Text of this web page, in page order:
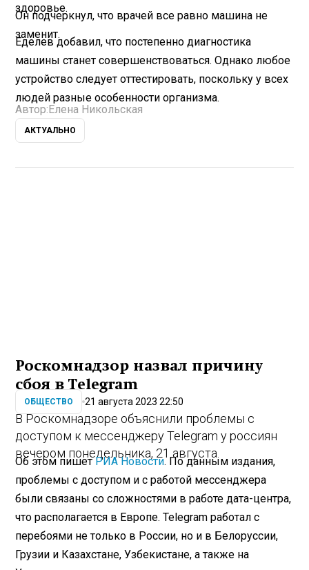
здоровье.
Он подчеркнул, что врачей все равно машина не
заменит.
Еделев добавил, что постепенно диагностика
машины станет совершенствоваться. Однако любое
устройство следует оттестировать, поскольку у всех
людей разные особенности организма.
Автор:Елена Никольская
АКТУАЛЬНО
Роскомнадзор назвал причину
сбоя в Telegram
ОБЩЕСТВО 21 августа 2023 22:50
В Роскомнадзоре объяснили проблемы с
доступом к мессенджеру Telegram у россиян
вечером понедельника, 21 августа.
Об этом пишетРИА Новости. По данным издания,
проблемы с доступом и с работой мессенджера
были связаны со сложностями в работе дата-центра,
что располагается в Европе. Telegram работал с
перебоями не только в России, но и в Белоруссии,
Грузии и Казахстане, Узбекистане, а также на